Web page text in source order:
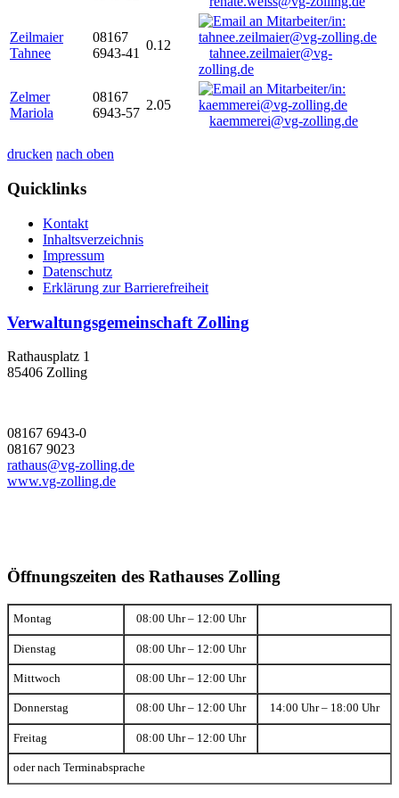
Zeilmaier
Tahnee
08167
6943-41
0.12
tahnee.zeilmaier@vg-
zolling.de
Zelmer
Mariola
08167
6943-57
2.05
kaemmerei@vg-zolling.de
drucken nach oben
Quicklinks
Kontakt
Inhaltsverzeichnis
Impressum
Datenschutz
Erklärung zur Barrierefreiheit
Verwaltungsgemeinschaft Zolling
Rathausplatz 1
85406 Zolling
08167 6943-0
08167 9023
rathaus@vg-zolling.de
www.vg-zolling.de
Öffnungszeiten des Rathauses Zolling
Montag 08:00 Uhr – 12:00 Uhr
Dienstag 08:00 Uhr – 12:00 Uhr
Mittwoch 08:00 Uhr – 12:00 Uhr
Donnerstag 08:00 Uhr – 12:00 Uhr 14:00 Uhr – 18:00 Uhr
Freitag 08:00 Uhr – 12:00 Uhr
oder nach Terminabsprache